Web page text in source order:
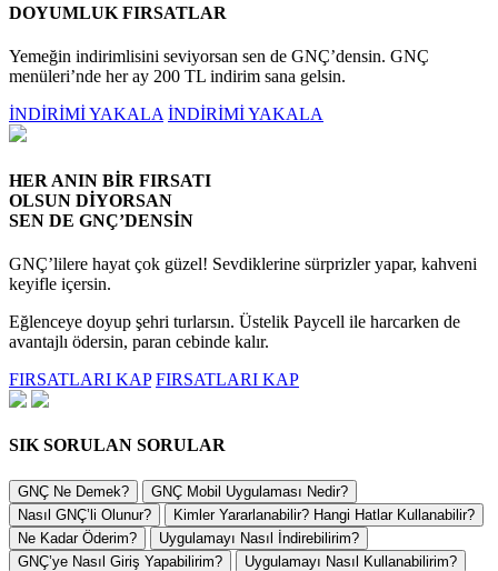
DOYUMLUK FIRSATLAR
Yemeğin indirimlisini seviyorsan sen de GNÇ’densin. GNÇ
menüleri’nde her ay 200 TL indirim sana gelsin.
İNDİRİMİ YAKALA İNDİRİMİ YAKALA
HER ANIN BİR FIRSATI
OLSUN DİYORSAN
SEN DE GNÇ’DENSİN
GNÇ’lilere hayat çok güzel! Sevdiklerine sürprizler yapar, kahveni
keyifle içersin.
Eğlenceye doyup şehri turlarsın. Üstelik Paycell ile harcarken de
avantajlı ödersin, paran cebinde kalır.
FIRSATLARI KAP FIRSATLARI KAP
SIK SORULAN SORULAR
GNÇ Ne Demek?
GNÇ Mobil Uygulaması Nedir?
Nasıl GNÇ’li Olunur?
Kimler Yararlanabilir? Hangi Hatlar Kullanabilir?
Ne Kadar Öderim?
Uygulamayı Nasıl İndirebilirim?
GNÇ’ye Nasıl Giriş Yapabilirim?
Uygulamayı Nasıl Kullanabilirim?